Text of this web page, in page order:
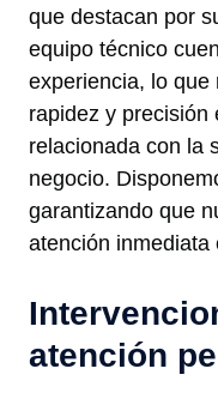
que destacan por
equipo técnico
experiencia, lo que
rapidez y precisión
relacionada con la
negocio.
garantizando que
atención inmediata
atención